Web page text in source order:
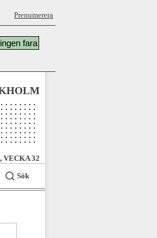
Prenumerera
fara
VECKA 32
Sök